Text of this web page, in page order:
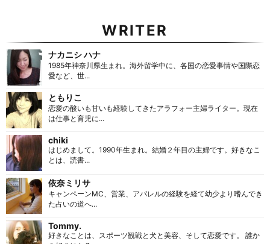
WRITER
ナカニシ ハナ
1985年神奈川県生まれ。海外留学中に、各国の恋愛事情や国際恋
愛など、世...
ともりこ
恋愛の酸いも甘いも経験してきたアラフォー主婦ライター。現在
は仕事と育児に...
chiki
はじめまして。1990年生まれ。結婚２年目の主婦です。好きなこ
とは、読書...
依奈ミリサ
キャンペーンMC、営業、アパレルの経験を経て幼少より嗜んでき
た占いの道へ...
Tommy.
好きなことは、スポーツ観戦と犬と美容、そして恋愛です。 誰か